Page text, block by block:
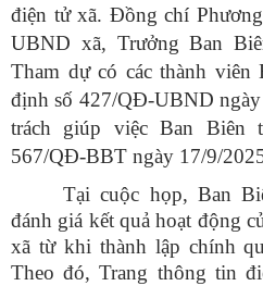
điện tử xã. Đồng chí
UBND xã, Trưởng Ban
Tham dự có các thành viên
định số 427/QĐ-UBND
trách giúp việc Ban Biên
567/QĐ-BBT ngày 17/9/
Tại cuộc họp, Ban
đánh giá kết quả hoạt động
xã từ khi thành lập chính
Theo đó, Trang thông tin